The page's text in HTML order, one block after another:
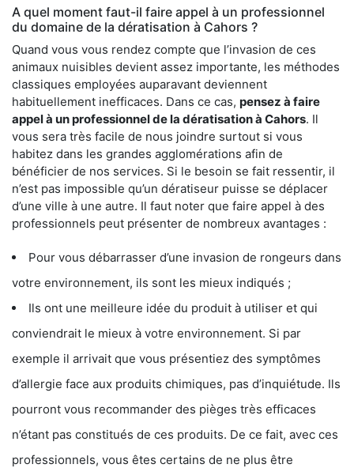
A quel moment faut-il faire appel à un professionnel
du domaine de la dératisation à Cahors ?
Quand vous vous rendez compte que l’invasion de ces
animaux nuisibles devient assez importante, les méthodes
classiques employées auparavant deviennent
habituellement inefficaces. Dans ce cas, pensez à faire
appel à un professionnel de la dératisation à Cahors. Il
vous sera très facile de nous joindre surtout si vous
habitez dans les grandes agglomérations afin de
bénéficier de nos services. Si le besoin se fait ressentir, il
n’est pas impossible qu’un dératiseur puisse se déplacer
d’une ville à une autre. Il faut noter que faire appel à des
professionnels peut présenter de nombreux avantages :
Pour vous débarrasser d’une invasion de rongeurs dans
votre environnement, ils sont les mieux indiqués ;
Ils ont une meilleure idée du produit à utiliser et qui
conviendrait le mieux à votre environnement. Si par
exemple il arrivait que vous présentiez des symptômes
d’allergie face aux produits chimiques, pas d’inquiétude. Ils
pourront vous recommander des pièges très efficaces
n’étant pas constitués de ces produits. De ce fait, avec ces
professionnels, vous êtes certains de ne plus être